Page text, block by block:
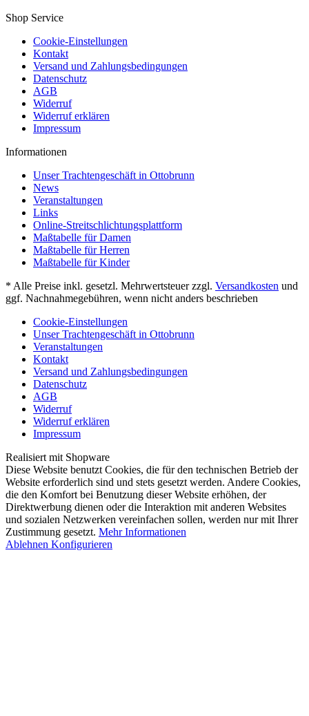
Shop Service
Cookie-Einstellungen
Kontakt
Versand und Zahlungsbedingungen
Datenschutz
AGB
Widerruf
Widerruf erklären
Impressum
Informationen
Unser Trachtengeschäft in Ottobrunn
News
Veranstaltungen
Links
Online-Streitschlichtungsplattform
Maßtabelle für Damen
Maßtabelle für Herren
Maßtabelle für Kinder
* Alle Preise inkl. gesetzl. Mehrwertsteuer zzgl. Versandkosten und
ggf. Nachnahmegebühren, wenn nicht anders beschrieben
Cookie-Einstellungen
Unser Trachtengeschäft in Ottobrunn
Veranstaltungen
Kontakt
Versand und Zahlungsbedingungen
Datenschutz
AGB
Widerruf
Widerruf erklären
Impressum
Realisiert mit Shopware
Diese Website benutzt Cookies, die für den technischen Betrieb der
Website erforderlich sind und stets gesetzt werden. Andere Cookies,
die den Komfort bei Benutzung dieser Website erhöhen, der
Direktwerbung dienen oder die Interaktion mit anderen Websites
und sozialen Netzwerken vereinfachen sollen, werden nur mit Ihrer
Zustimmung gesetzt. Mehr Informationen
Ablehnen Konfigurieren